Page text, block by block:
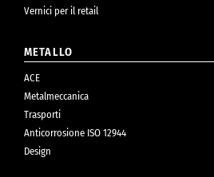
Vernici per il retail
METALLO
ACE
Metalmeccanica
Trasporti
Anticorrosione ISO 12944
Design